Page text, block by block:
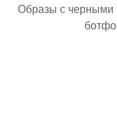
Образы с черными